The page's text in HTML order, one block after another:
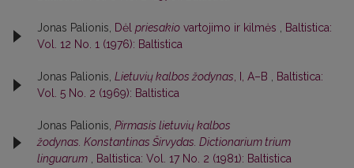
Jonas Palionis, Dėl priesakio vartojimo ir kilmės
Baltistica:
Vol. 12 No. 1 (1976): Baltistica
Jonas Palionis, Lietuvių kalbos žodynas , I, A–B
Baltistica:
Vol. 5 No. 2 (1969): Baltistica
Jonas Palionis, Pirmasis lietuvių kalbos
žodynas. Konstantinas Širvydas. Dictionarium trium
linguarum
Baltistica: Vol. 17 No. 2 (1981): Baltistica